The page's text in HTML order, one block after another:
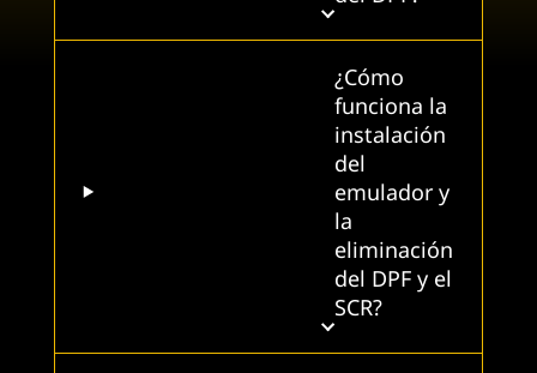
¿Cómo
funciona la
instalación
del
emulador y
la
eliminación
del DPF y el
SCR?